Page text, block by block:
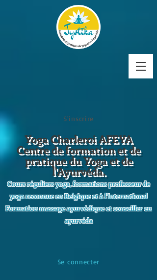
S'inscrire
Yoga Charleroi AFEYA
Centre de formation et de
pratique du Yoga et de
l'Ayurvéda.
Cours réguliers yoga, formations professeur de
yoga reconnue en Belgique et à l'international
Formation massage ayurvédique et conseiller en
ayurvéda
Se connecter